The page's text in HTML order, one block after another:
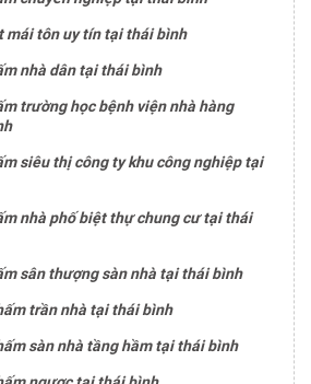
mái tôn uy tín tại thái bình
nhà dân tại thái bình
trường học bệnh viện nhà hàng
siêu thị công ty khu công nghiệp tại
nhà phố biệt thự chung cư tại thái
sân thượng sàn nhà tại thái bình
trần nhà tại thái bình
sàn nhà tầng hầm tại thái bình